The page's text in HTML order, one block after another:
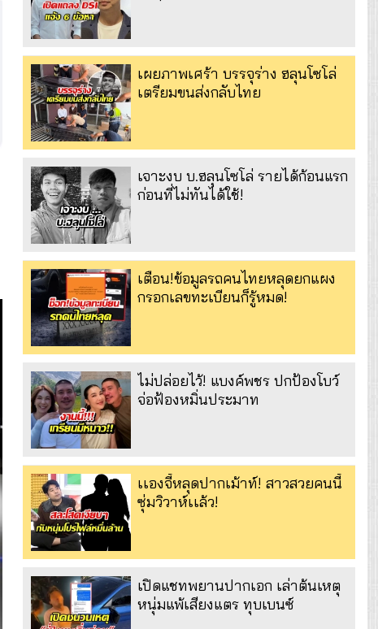
เผยภาพเศร้า บรรจุร่าง ฮลุนโซโล่
เตรียมขนส่งกลับไทย
เจาะงบ บ.ฮลุนโซโล่ รายได้ก้อนแรก
ก่อนที่ไม่ทันได้ใช้!
เตือน!ข้อมูลรถคนไทยหลุดยกแผง
กรอกเลขทะเบียนก็รู้หมด!
ไม่ปล่อยไว้! แบงค์พชร ปกป้องโบว์
จ่อฟ้องหมิ่นประมาท
เเองจี้หลุดปากเม้าท์! สาวสวยคนนี้
ซุ่มวิวาห์เเล้ว!
เปิดแชทพยานปากเอก เล่าต้นเหตุ
หนุ่มแพ้เสียงแตร ทุบเบนซ์